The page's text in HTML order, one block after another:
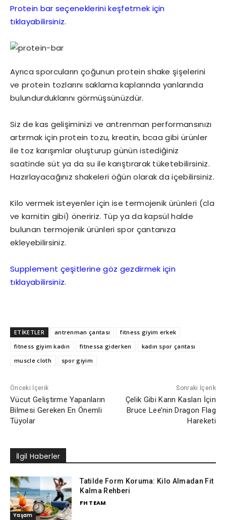
Protein bar seçeneklerini keşfetmek için
tıklayabilirsiniz.
Ayrıca sporcuların çoğunun protein shake şişelerini
ve protein tozlarını saklama kaplarında yanlarında
bulundurduklarını görmüşsünüzdür.
Siz de kas gelişiminizi ve antrenman performansınızı
artırmak için protein tozu, kreatin, bcaa gibi ürünler
ile toz karışımlar oluşturup günün istediğiniz
saatinde süt ya da su ile karıştırarak tüketebilirsiniz.
Hazırlayacağınız shakeleri öğün olarak da içebilirsiniz.
Kilo vermek isteyenler için ise termojenik ürünleri (cla
ve karnitin gibi) öneririz. Tüp ya da kapsül halde
bulunan termojenik ürünleri spor çantanıza
ekleyebilirsiniz.
Supplement çeşitlerine göz gezdirmek için
tıklayabilirsiniz.
ETİKETLER antrenman çantası
fitness giyim erkek
fitness giyim kadın
fitnessa giderken
kadın spor çantası
muscle cloth
spor giyim
Önceki İçerik
Vücut Geliştirme Yapanların
Bilmesi Gereken En Önemli
Tüyolar
Sonraki İçerik
Çelik Gibi Karın Kasları İçin
Bruce Lee’nin Dragon Flag
Hareketi
İlgil Haberler
Yaşam
Tatilde Form Koruma: Kilo Almadan Fit
Kalma Rehberi
FH TEAM